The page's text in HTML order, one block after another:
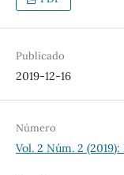
Publicado
2019-12-16
Número
Vol. 2 Núm. 2